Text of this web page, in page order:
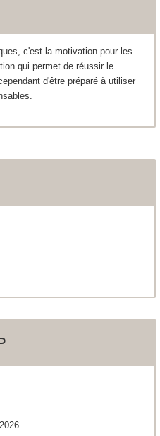
c'est la motivation pour les
qui permet de réussir le
d'être préparé à utiliser